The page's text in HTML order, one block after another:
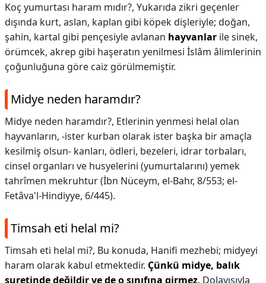
Koç yumurtası haram mıdır?, Yukarıda zikri geçenler
dışında kurt, aslan, kaplan gibi köpek dişleriyle; doğan,
şahin, kartal gibi pençesiyle avlanan hayvanlar ile sinek,
örümcek, akrep gibi haşeratın yenilmesi İslâm âlimlerinin
çoğunluğuna göre caiz görülmemiştir.
Midye neden haramdır?
Midye neden haramdır?, Etlerinin yenmesi helal olan
hayvanların, -ister kurban olarak ister başka bir amaçla
kesilmiş olsun- kanları, ödleri, bezeleri, idrar torbaları,
cinsel organları ve husyelerini (yumurtalarını) yemek
tahrîmen mekruhtur (İbn Nüceym, el-Bahr, 8/553; el-
Fetâva'l-Hindiyye, 6/445).
Timsah eti helal mi?
Timsah eti helal mi?, Bu konuda, Hanifi mezhebi; midyeyi
haram olarak kabul etmektedir. Çünkü midye, balık
suretinde değildir ve de o sınıfına girmez. Dolayısıyla